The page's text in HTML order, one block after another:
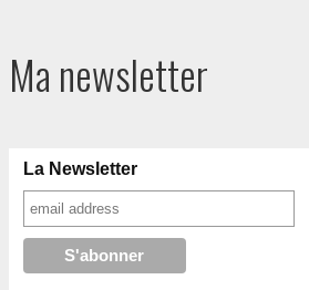
Ma newsletter
La Newsletter